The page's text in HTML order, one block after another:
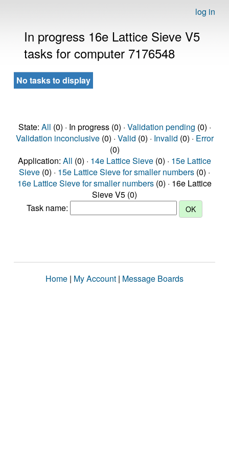
log in
In progress 16e Lattice Sieve V5
tasks for computer 7176548
No tasks to display
State: All (0) · In progress (0) · Validation pending (0) ·
Validation inconclusive(0) · Valid (0) · Invalid (0) · Error
(0)
Application: All (0) · 14e Lattice Sieve (0) · 15e Lattice
Sieve (0) · 15e Lattice Sieve for smaller numbers (0) ·
16e Lattice Sieve for smaller numbers (0) · 16e Lattice
Sieve V5 (0)
Task name:
Home | My Account | Message Boards